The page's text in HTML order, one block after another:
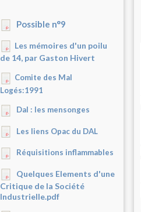
Possible n°9
Les mémoires d'un poilu
de 14, par Gaston Hivert
Comite des Mal
Logés:1991
Dal : les mensonges
Les liens Opac du DAL
Réquisitions inflammables
Quelques Elements d'une
Critique de la Société
Industrielle.pdf